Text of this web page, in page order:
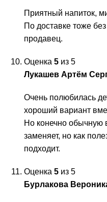
Приятный напиток,
По доставке тоже
продавец.
Оценка 5 из 5
Лукашев Артём
Очень полюбилась
хороший вариант
Но конечно обычную
заменяет, но как
подходит.
Оценка 5 из 5
Бурлакова